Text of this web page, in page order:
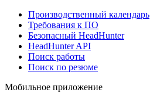
Производственный календарь
Требования к ПО
Безопасный HeadHunter
HeadHunter API
Поиск работы
Поиск по резюме
Мобильное приложение